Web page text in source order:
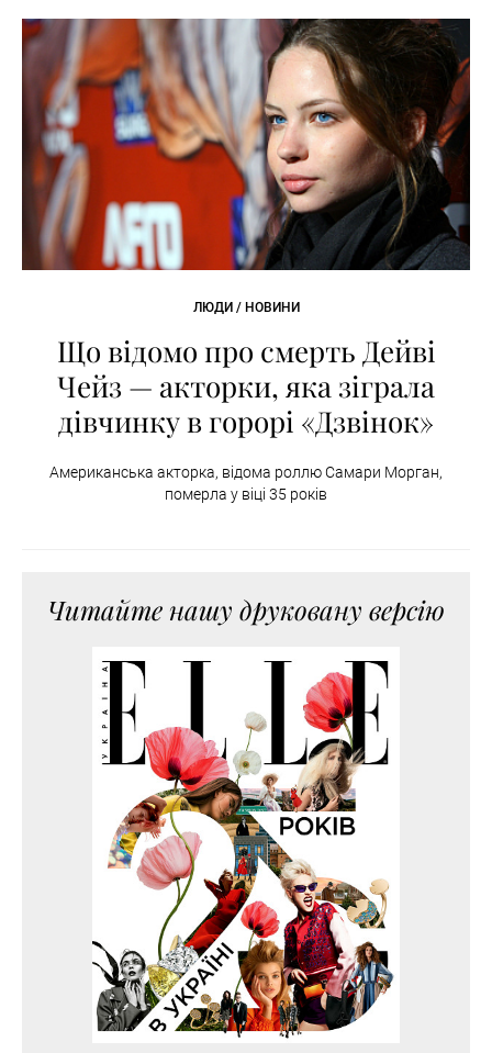
ЛЮДИ / НОВИНИ
Що відомо про смерть Дейві
Чейз — акторки, яка зіграла
дівчинку в горорі «Дзвінок»
Американська акторка, відома роллю Самари Морган,
померла у віці 35 років
Читайте нашу друковану версію